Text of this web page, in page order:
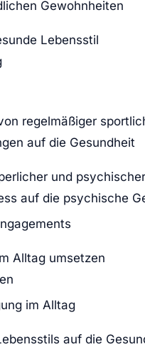
Gewohnheiten
Lebensstil
regelmäßiger
auf die Gesundheit
und
auf die psychische
Alltag umsetzen
im Alltag
auf die